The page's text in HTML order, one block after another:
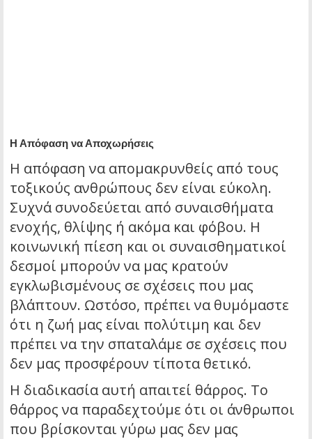
Η Απόφαση να Αποχωρήσεις
Η απόφαση να απομακρυνθείς από τους
τοξικούς ανθρώπους δεν είναι εύκολη.
Συχνά συνοδεύεται από συναισθήματα
ενοχής, θλίψης ή ακόμα και φόβου. Η
κοινωνική πίεση και οι συναισθηματικοί
δεσμοί μπορούν να μας κρατούν
εγκλωβισμένους σε σχέσεις που μας
βλάπτουν. Ωστόσο, πρέπει να θυμόμαστε
ότι η ζωή μας είναι πολύτιμη και δεν
πρέπει να την σπαταλάμε σε σχέσεις που
δεν μας προσφέρουν τίποτα θετικό.
Η διαδικασία αυτή απαιτεί θάρρος. Το
θάρρος να παραδεχτούμε ότι οι άνθρωποι
που βρίσκονται γύρω μας δεν μας